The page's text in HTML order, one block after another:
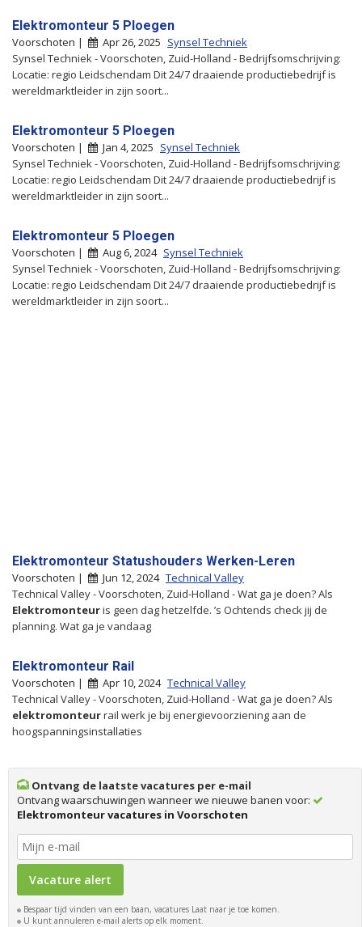
Elektromonteur 5 Ploegen
Voorschoten | Apr 26, 2025 Synsel Techniek
Synsel Techniek - Voorschoten, Zuid-Holland - Bedrijfsomschrijving:
Locatie: regio Leidschendam Dit 24/7 draaiende productiebedrijf is
wereldmarktleider in zijn soort...
Elektromonteur 5 Ploegen
Voorschoten | Jan 4, 2025 Synsel Techniek
Synsel Techniek - Voorschoten, Zuid-Holland - Bedrijfsomschrijving:
Locatie: regio Leidschendam Dit 24/7 draaiende productiebedrijf is
wereldmarktleider in zijn soort...
Elektromonteur 5 Ploegen
Voorschoten | Aug 6, 2024 Synsel Techniek
Synsel Techniek - Voorschoten, Zuid-Holland - Bedrijfsomschrijving:
Locatie: regio Leidschendam Dit 24/7 draaiende productiebedrijf is
wereldmarktleider in zijn soort...
Elektromonteur Statushouders Werken-Leren
Voorschoten | Jun 12, 2024 Technical Valley
Technical Valley - Voorschoten, Zuid-Holland - Wat ga je doen? Als
Elektromonteuris geen dag hetzelfde. ’s Ochtends check jij de
planning. Wat ga je vandaag
Elektromonteur Rail
Voorschoten | Apr 10, 2024 Technical Valley
Technical Valley - Voorschoten, Zuid-Holland - Wat ga je doen? Als
elektromonteurrail werk je bij energievoorziening aan de
hoogspanningsinstallaties
Ontvang de laatste vacatures per e-mail
Ontvang waarschuwingen wanneer we nieuwe banen voor:
Elektromonteur vacatures in Voorschoten
Bespaar tijd vinden van een baan, vacatures Laat naar je toe komen.
U kunt annuleren e-mail alerts op elk moment.